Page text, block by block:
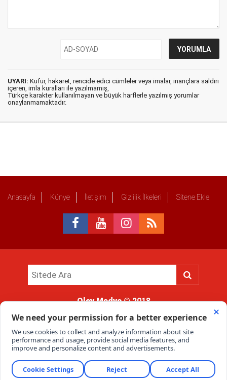
UYARI: Küfür, hakaret, rencide edici cümleler veya imalar, inançlara saldırı
içeren, imla kuralları ile yazılmamış,
Türkçe karakter kullanılmayan ve büyük harflerle yazılmış yorumlar
onaylanmamaktadır.
Anasayfa Künye İletişim Gizlilik İlkeleri Sitene Ekle
Olay Medya© 2018
kullanımı hukuki yaptırıma tabidir.
Haber Portalı Yazılımı